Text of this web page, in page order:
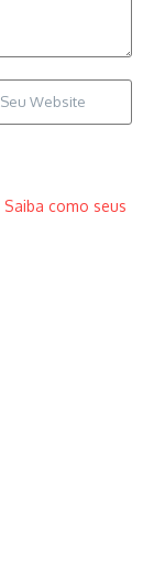
Saiba como seus